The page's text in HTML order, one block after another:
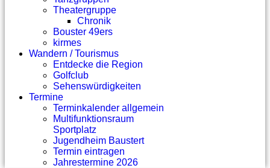
Theatergruppe
Chronik
Bouster 49ers
kirmes
Wandern / Tourismus
Entdecke die Region
Golfclub
Sehenswürdigkeiten
Termine
Terminkalender allgemein
Multifunktionsraum
Sportplatz
Jugendheim Baustert
Termin eintragen
Jahrestermine 2026